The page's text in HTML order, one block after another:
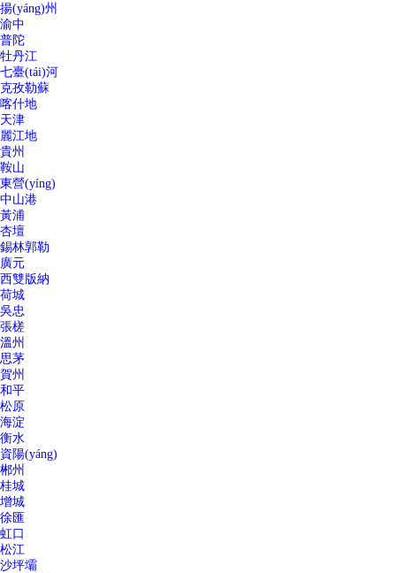
揚(yáng)州
渝中
普陀
牡丹江
七臺(tái)河
克孜勒蘇
喀什地
天津
麗江地
貴州
鞍山
東營(yíng)
中山港
黃浦
杏壇
錫林郭勒
廣元
西雙版納
荷城
吳忠
張槎
溫州
思茅
賀州
和平
松原
海淀
衡水
資陽(yáng)
郴州
桂城
增城
徐匯
虹口
松江
沙坪壩